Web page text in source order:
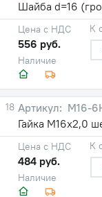
Шайба d=16
Наличие
Цена с НДС
556 руб.
К
18
М16-
Гайка М16х2,0
Наличие
Цена с НДС
484 руб.
К